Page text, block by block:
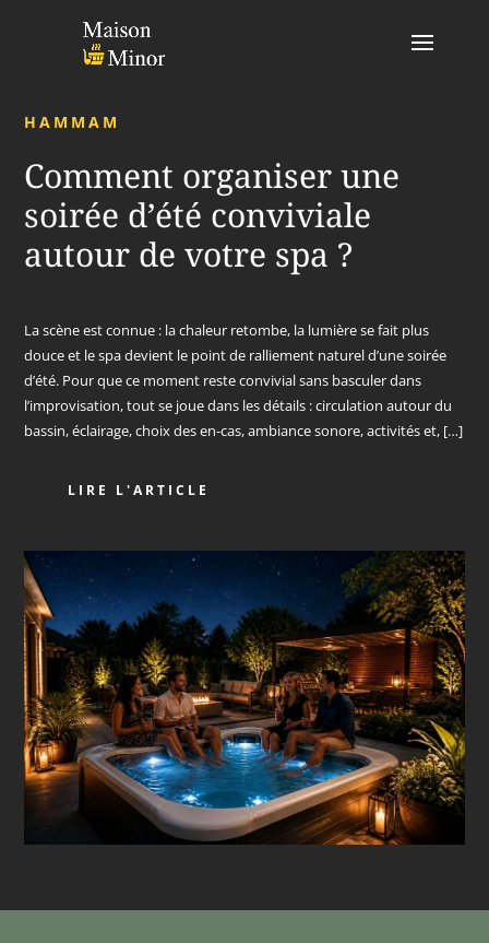
HAMMAM
Comment organiser une
soirée d’été conviviale
autour de votre spa ?
La scène est connue : la chaleur retombe, la lumière se fait plus
douce et le spa devient le point de ralliement naturel d’une soirée
d’été. Pour que ce moment reste convivial sans basculer dans
l’improvisation, tout se joue dans les détails : circulation autour du
bassin, éclairage, choix des en-cas, ambiance sonore, activités et, […]
LIRE L'ARTICLE